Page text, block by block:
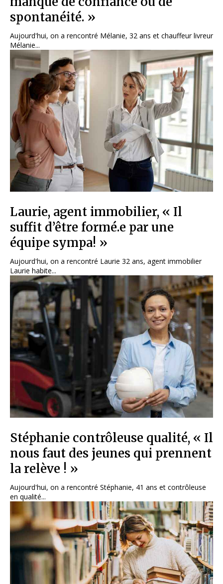
spontanéité. »
Aujourd'hui, on a rencontré Mélanie, 32 ans et chauffeur livreur
Mélanie...
Laurie, agent immobilier, « Il
suffit d’être formé.e par une
équipe sympa! »
Aujourd'hui, on a rencontré Laurie 32 ans, agent immobilier
Laurie habite...
Stéphanie contrôleuse qualité, « Il
nous faut des jeunes qui prennent
la relève ! »
Aujourd'hui, on a rencontré Stéphanie, 41 ans et contrôleuse
en qualité...